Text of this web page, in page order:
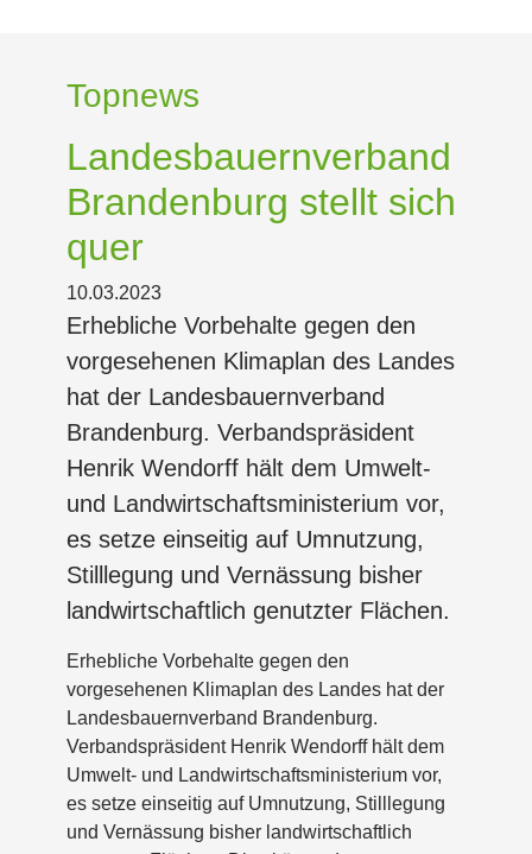
Topnews
Landesbauernverband
Brandenburg stellt sich
quer
10.03.2023
Erhebliche Vorbehalte gegen den
vorgesehenen Klimaplan des Landes
hat der Landesbauernverband
Brandenburg. Verbandspräsident
Henrik Wendorff hält dem Umwelt-
und Landwirtschaftsministerium vor,
es setze einseitig auf Umnutzung,
Stilllegung und Vernässung bisher
landwirtschaftlich genutzter Flächen.
Erhebliche Vorbehalte gegen den
vorgesehenen Klimaplan des Landes hat der
Landesbauernverband Brandenburg.
Verbandspräsident Henrik Wendorff hält dem
Umwelt- und Landwirtschaftsministerium vor,
es setze einseitig auf Umnutzung, Stilllegung
und Vernässung bisher landwirtschaftlich